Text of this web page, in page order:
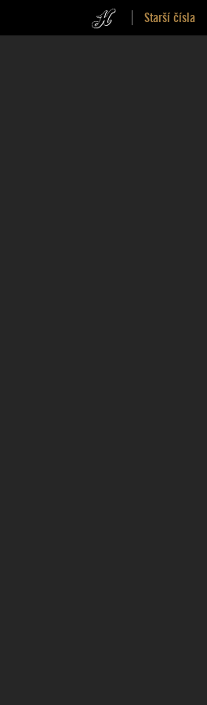
Starší čísla